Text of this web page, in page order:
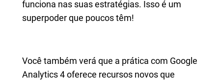
funciona nas suas estratégias. Isso é um
superpoder que poucos têm!
Você também verá que a prática com Google
Analytics 4 oferece recursos novos que